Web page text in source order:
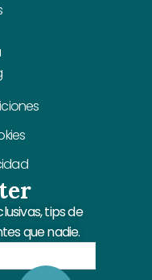
tips de
que nadie.